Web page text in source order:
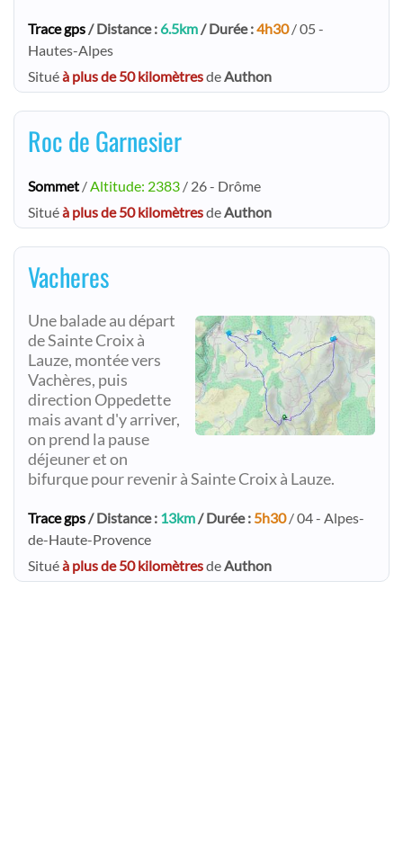
Trace gps / Distance : 6.5km / Durée :4h30/ 05 -
Hautes-Alpes
Situéà plus de 50 kilomètresde Authon
Roc de Garnesier
Sommet / Altitude: 2383 / 26 - Drôme
Situéà plus de 50 kilomètresde Authon
Vacheres
Une balade au départ
de Sainte Croix à
Lauze, montée vers
Vachères, puis
direction Oppedette
mais avant d'y arriver,
on prend la pause
déjeuner et on
bifurque pour revenir à Sainte Croix à Lauze.
Trace gps / Distance : 13km / Durée : 5h30/ 04 - Alpes-
de-Haute-Provence
Situéà plus de 50 kilomètresde Authon